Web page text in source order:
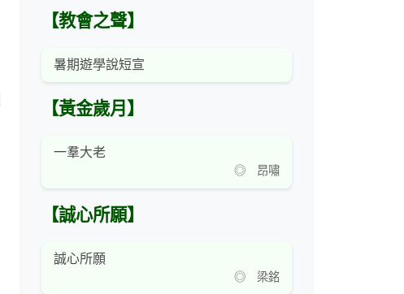
【教會之聲】
暑期遊學說短宣
【黃金歲月】
一羣大老
◎ 昂嘯
【誠心所願】
誠心所願
◎ 梁銘